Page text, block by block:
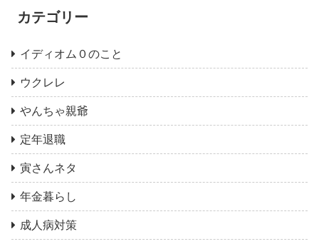
カテゴリー
イディオム０のこと
ウクレレ
やんちゃ親爺
定年退職
寅さんネタ
年金暮らし
成人病対策